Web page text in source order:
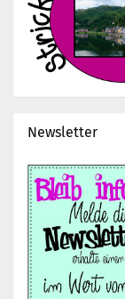
Newsletter